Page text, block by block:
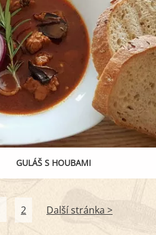
GULÁŠ S HOUBAMI
2 Další stránka >